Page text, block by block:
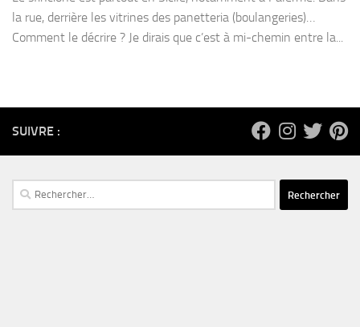
la rue, derrière les vitrines des panetteria (boulangeries)…
Comment le décrire ? Je dirais que c’est à mi-chemin entre la...
SUIVRE :
Rechercher :